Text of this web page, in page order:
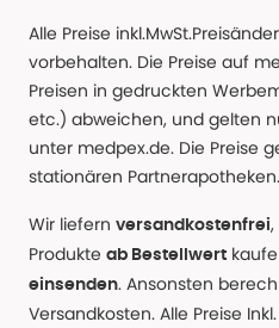
Alle Preise
vorbehalten. Die Preise auf
Preisen in gedruckten
etc.) abweichen, und gelten
unter medpex.de. Die Preise
stationären Partnerapotheken.
Wir liefern versandkostenfrei
Produkte ab Bestellwert
einsenden. Ansonsten
Versandkosten. Alle Preise